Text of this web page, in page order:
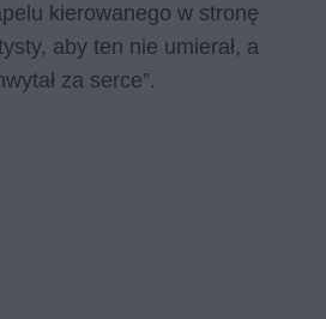
kierowanego w stronę
aby ten nie umierał, a
za serce”.